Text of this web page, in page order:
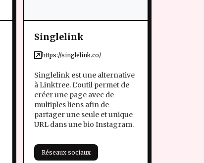
Singlelink
https://singlelink.co/
Singlelink est une alternative
à Linktree. L'outil permet de
créer une page avec de
multiples liens afin de
partager une seule et unique
URL dans une bio Instagram.
Réseaux sociaux